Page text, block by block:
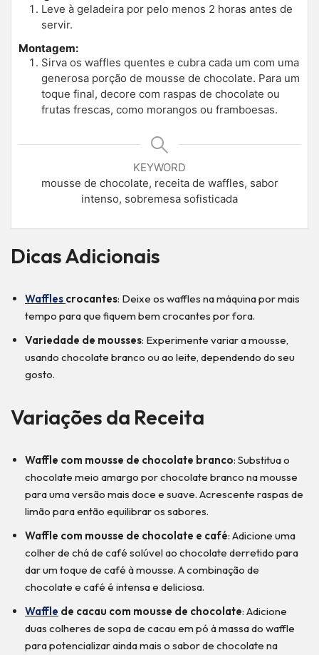
Leve à geladeira por pelo menos 2 horas antes de
servir.
Montagem:
Sirva os waffles quentes e cubra cada um com uma
generosa porção de mousse de chocolate. Para um
toque final, decore com raspas de chocolate ou
frutas frescas, como morangos ou framboesas.
KEYWORD
mousse de chocolate, receita de waffles, sabor
intenso, sobremesa sofisticada
Dicas Adicionais
Waffles crocantes: Deixe os waffles na máquina por mais
tempo para que fiquem bem crocantes por fora.
Variedade de mousses: Experimente variar a mousse,
usando chocolate branco ou ao leite, dependendo do seu
gosto.
Variações da Receita
Waffle com mousse de chocolate branco: Substitua o
chocolate meio amargo por chocolate branco na mousse
para uma versão mais doce e suave. Acrescente raspas de
limão para então equilibrar os sabores.
Waffle com mousse de chocolate e café: Adicione uma
colher de chá de café solúvel ao chocolate derretido para
dar um toque de café à mousse. A combinação de
chocolate e café é intensa e deliciosa.
Waffle de cacau com mousse de chocolate: Adicione
duas colheres de sopa de cacau em pó à massa do waffle
para potencializar ainda mais o sabor de chocolate na